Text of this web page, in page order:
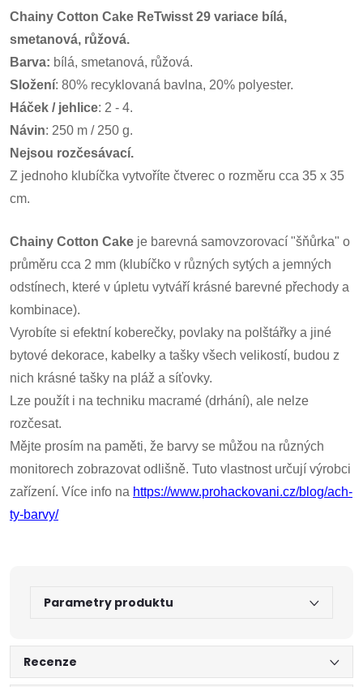
Chainy Cotton Cake ReTwisst 29 variace bílá,
smetanová, růžová.
Barva: bílá, smetanová, růžová.
Složení: 80% recyklovaná bavlna, 20% polyester.
Háček / jehlice: 2 - 4.
Návin: 250 m / 250 g.
Nejsou rozčesávací.
Z jednoho klubíčka vytvoříte čtverec o rozměru cca 35 x 35
cm.
Chainy Cotton Cake je barevná samovzorovací "šňůrka" o
průměru cca 2 mm (klubíčko v různých sytých a jemných
odstínech, které v úpletu vytváří krásné barevné přechody a
kombinace).
Vyrobíte si efektní koberečky, povlaky na polštářky a jiné
bytové dekorace, kabelky a tašky všech velikostí, budou z
nich krásné tašky na pláž a síťovky.
Lze použít i na techniku macramé (drhání), ale nelze
rozčesat.
Mějte prosím na paměti, že barvy se můžou na různých
monitorech zobrazovat odlišně. Tuto vlastnost určují výrobci
zařízení. Více info na https://www.prohackovani.cz/blog/ach-
ty-barvy/
Parametry produktu
Recenze